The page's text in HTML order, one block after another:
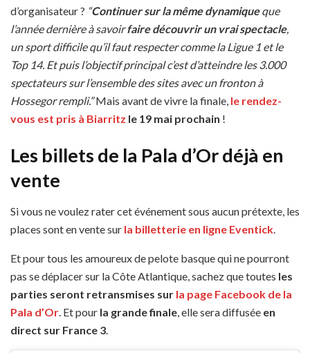
d’organisateur ? “Continuer sur la même dynamiqueque
l’année dernière à savoirfaire découvrir un vrai spectacle,
un sport difficile qu’il faut respecter comme la Ligue 1 et le
Top 14. Et puis l’objectif principal c’est d’atteindre les 3.000
spectateurs sur l’ensemble des sites avec un fronton à
Hossegor rempli.”Mais avant de vivre la finale, le rendez-
vous est pris à Biarritz le 19 mai prochain !
Les billets de la Pala d’Or déjà en
vente
Si vous ne voulez rater cet événement sous aucun prétexte, les
places sont en vente sur la billetterie en ligne Eventick.
Et pour tous les amoureux de pelote basque qui ne pourront
pas se déplacer sur la Côte Atlantique, sachez que toutes les
parties seront retransmises sur la page Facebook de la
Pala d’Or. Et pour la grande finale, elle sera diffusée en
direct sur France 3.